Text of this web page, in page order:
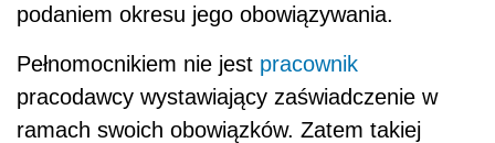
podaniem okresu jego obowiązywania.
Pełnomocnikiem nie jest pracownik
pracodawcy wystawiający zaświadczenie w
ramach swoich obowiązków. Zatem takiej